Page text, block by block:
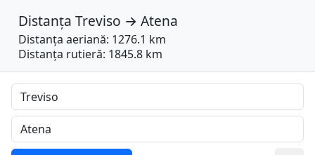
Distanța Treviso → Atena
Distanța aeriană: 1276.1 km
Distanța rutieră: 1845.8 km